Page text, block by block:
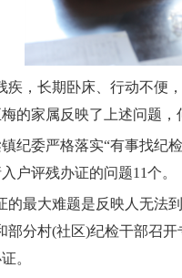
长期卧床、行动不便，
的家属反映了上述问题
委严格落实“有事找纪检
户评残办证的问题11个。
最大难题是反映人无法到
部分村(社区)纪检干部召
。